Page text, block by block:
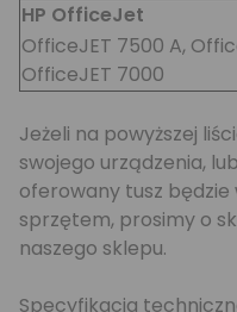
HP OfficeJet
OfficeJET 7500 A,
OfficeJET 7000
Jeżeli na powyższej
swojego urządzenia,
oferowany tusz będzie
sprzętem, prosimy o
naszego sklepu.
Specyfikacja